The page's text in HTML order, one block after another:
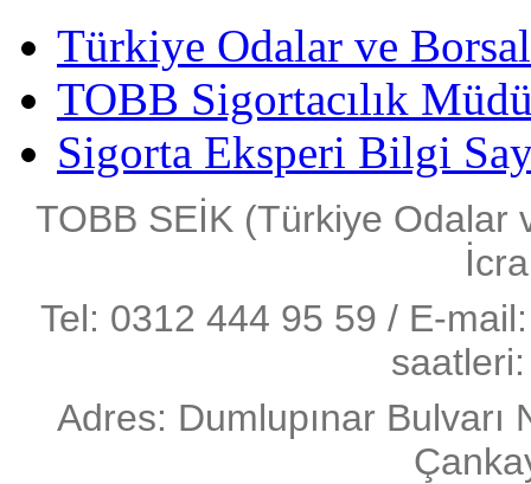
Türkiye Odalar ve
TOBB Sigortacılık
Sigorta Eksperi Bilgi
TOBB SEİK (Türkiye Odalar
Tel: 0312 444 95 59 / E-
Adres: Dumlupınar